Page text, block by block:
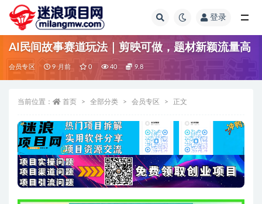
登录
AI民间故事赛道玩法｜剪映可做，题材新颖流量高
会员专区 9 月前 0 40 9.8
当前位置： 首页 全部分类 会员专区 正文
全部